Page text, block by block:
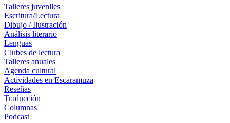
Talleres juveniles
Escritura/Lectura
Dibujo / Ilustración
Análisis literario
Lenguas
Clubes de lectura
Talleres anuales
Agenda cultural
Actividades en Escaramuza
Reseñas
Traducción
Columnas
Podcast